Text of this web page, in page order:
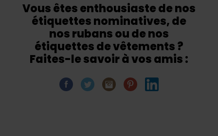
Vous êtes enthousiaste de nos
étiquettes nominatives, de
nos rubans ou de nos
étiquettes de vêtements ?
Faites-le savoir à vos amis :